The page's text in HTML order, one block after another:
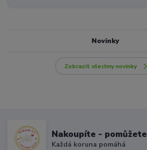
Novinky
Zobrazit všechny novinky
Nakoupíte - pomůžete
Každá koruna pomáhá